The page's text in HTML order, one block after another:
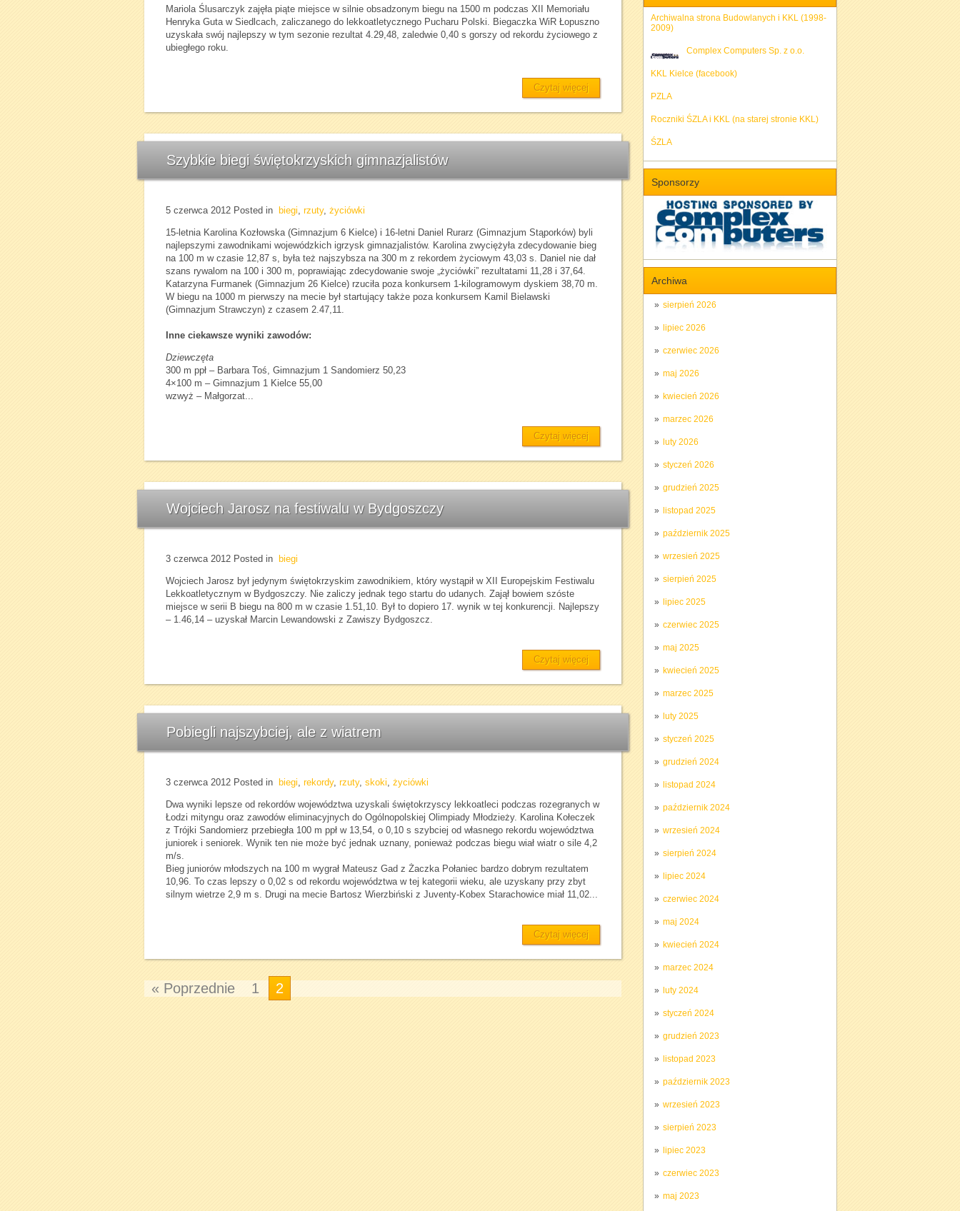
Archiwalna strona Budowlanych i KKL (1998-
2009)
Complex Computers Sp. z o.o.
KKL Kielce (facebook)
PZLA
Roczniki ŚZLA i KKL (na starej stronie KKL)
ŚZLA
Sponsorzy
Archiwa
sierpień 2026
lipiec 2026
czerwiec 2026
maj 2026
kwiecień 2026
marzec 2026
luty 2026
styczeń 2026
grudzień 2025
listopad 2025
październik 2025
wrzesień 2025
sierpień 2025
lipiec 2025
czerwiec 2025
maj 2025
kwiecień 2025
marzec 2025
luty 2025
styczeń 2025
grudzień 2024
listopad 2024
październik 2024
wrzesień 2024
sierpień 2024
lipiec 2024
czerwiec 2024
maj 2024
kwiecień 2024
marzec 2024
luty 2024
styczeń 2024
grudzień 2023
listopad 2023
październik 2023
wrzesień 2023
sierpień 2023
lipiec 2023
czerwiec 2023
maj 2023
Mariola Ślusarczyk zajęła piąte miejsce w silnie obsadzonym biegu na 1500 m podczas XII Memoriału
Henryka Guta w Siedlcach, zaliczanego do lekkoatletycznego Pucharu Polski. Biegaczka WiR Łopuszno
uzyskała swój najlepszy w tym sezonie rezultat 4.29,48, zaledwie 0,40 s gorszy od rekordu życiowego z
ubiegłego roku.
Czytaj więcej
Szybkie biegi świętokrzyskich gimnazjalistów
5 czerwca 2012 Posted in biegi, rzuty, życiówki
15-letnia Karolina Kozłowska (Gimnazjum 6 Kielce) i 16-letni Daniel Rurarz (Gimnazjum Stąporków) byli
najlepszymi zawodnikami wojewódzkich igrzysk gimnazjalistów. Karolina zwyciężyła zdecydowanie bieg
na 100 m w czasie 12,87 s, była też najszybsza na 300 m z rekordem życiowym 43,03 s. Daniel nie dał
szans rywalom na 100 i 300 m, poprawiając zdecydowanie swoje „życiówki” rezultatami 11,28 i 37,64.
Katarzyna Furmanek (Gimnazjum 26 Kielce) rzuciła poza konkursem 1-kilogramowym dyskiem 38,70 m.
W biegu na 1000 m pierwszy na mecie był startujący także poza konkursem Kamil Bielawski
(Gimnazjum Strawczyn) z czasem 2.47,11.
Inne ciekawsze wyniki zawodów:
Dziewczęta
300 m ppł – Barbara Toś, Gimnazjum 1 Sandomierz 50,23
4×100 m – Gimnazjum 1 Kielce 55,00
wzwyż – Małgorzat...
Czytaj więcej
Wojciech Jarosz na festiwalu w Bydgoszczy
3 czerwca 2012 Posted in biegi
Wojciech Jarosz był jedynym świętokrzyskim zawodnikiem, który wystąpił w XII Europejskim Festiwalu
Lekkoatletycznym w Bydgoszczy. Nie zaliczy jednak tego startu do udanych. Zajął bowiem szóste
miejsce w serii B biegu na 800 m w czasie 1.51,10. Był to dopiero 17. wynik w tej konkurencji. Najlepszy
– 1.46,14 – uzyskał Marcin Lewandowski z Zawiszy Bydgoszcz.
Czytaj więcej
Pobiegli najszybciej, ale z wiatrem
3 czerwca 2012 Posted in biegi, rekordy, rzuty, skoki, życiówki
Dwa wyniki lepsze od rekordów województwa uzyskali świętokrzyscy lekkoatleci podczas rozegranych w
Łodzi mityngu oraz zawodów eliminacyjnych do Ogólnopolskiej Olimpiady Młodzieży. Karolina Kołeczek
z Trójki Sandomierz przebiegła 100 m ppł w 13,54, o 0,10 s szybciej od własnego rekordu województwa
juniorek i seniorek. Wynik ten nie może być jednak uznany, ponieważ podczas biegu wiał wiatr o sile 4,2
m/s.
Bieg juniorów młodszych na 100 m wygrał Mateusz Gad z Żaczka Połaniec bardzo dobrym rezultatem
10,96. To czas lepszy o 0,02 s od rekordu województwa w tej kategorii wieku, ale uzyskany przy zbyt
silnym wietrze 2,9 m s. Drugi na mecie Bartosz Wierzbiński z Juventy-Kobex Starachowice miał 11,02...
Czytaj więcej
« Poprzednie 1 2